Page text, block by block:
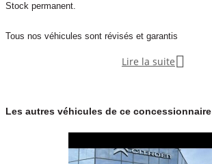
Stock permanent.
Tous nos véhicules sont révisés et garantis
Entretien et réparation de véhicules toutes marques
Lire la suite 
Les autres véhicules de ce concessionnaire